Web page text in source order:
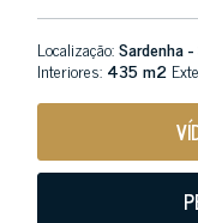
Localização:Sardenha
Interiores: 435 m2